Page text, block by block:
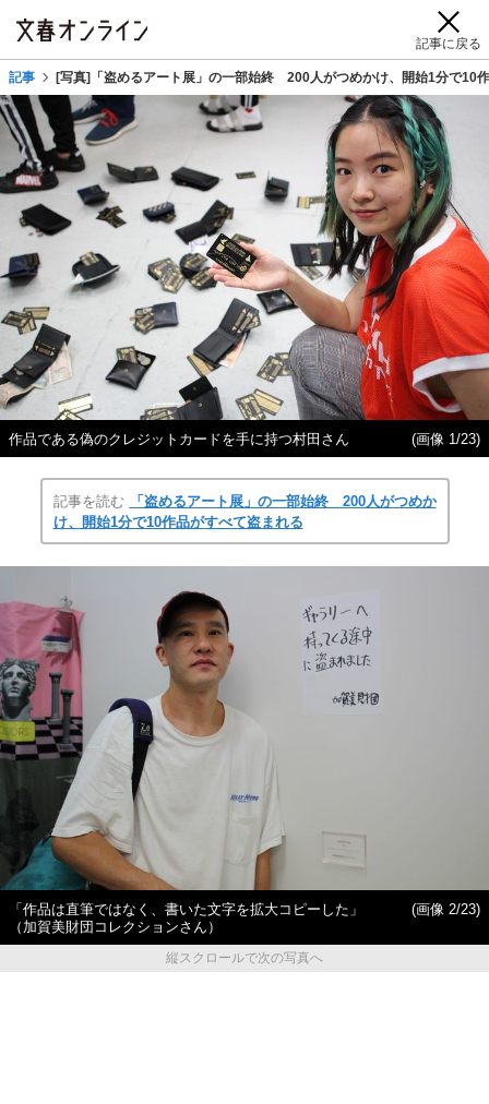
記事に戻る
記事 [写真]「盗めるアート展」の一部始終 200人がつめかけ、開始1分で10
作品である偽のクレジットカードを手に持つ村田さん (画像 1/23)
記事を読む
「盗めるアート展」の一部始終 200人がつめか
け、開始1分で10作品がすべて盗まれる
「作品は直筆ではなく、書いた文字を拡大コピーした」
（加賀美財団コレクションさん）
(画像 2/23)
縦スクロールで次の写真へ